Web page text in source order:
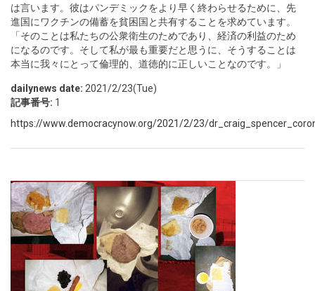
は言います。彼はパンデミックをより早く終わらせるために、先
進国にワクチンの備蓄を貧困国と共有することを求めています。
「そのことは私たちの公衆衛生のためであり、経済の利益のため
になるのです。そして私が最も重要だと思うに、そうすることは
本当に我々にとって倫理的、道徳的に正しいことなのです。」
dailynews date: 2021/2/23(Tue)
記事番号: 1
https://www.democracynow.org/2021/2/23/